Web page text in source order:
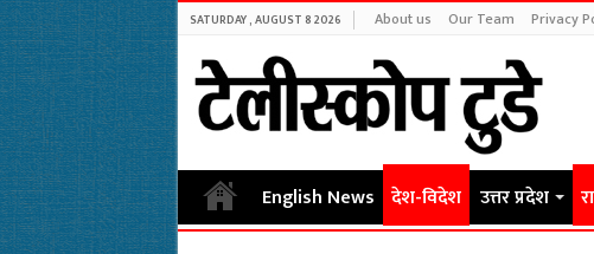
SATURDAY , AUGUST 8 2026 About us Our Team Privacy
English News देश-विदेश उत्तर प्रदेश